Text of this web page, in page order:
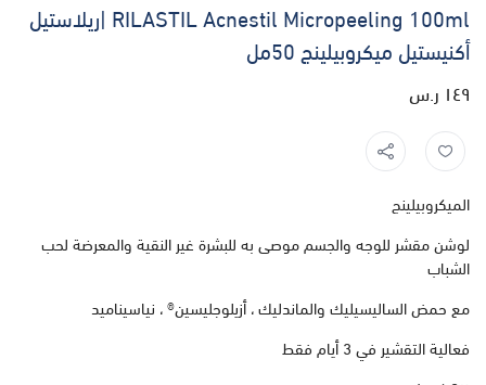
RILASTIL Acnestil Micropeeling 100ml |ريلاستيل
أكنيستيل ميكروبيلينج 50مل
١٤٩ ر.س
الميكروبيلينج
لوشن مقشر للوجه والجسم موصى به للبشرة غير النقية والمعرضة لحب
الشباب
مع حمض الساليسيليك والماندليك ، أزيلوجليسين® ، نياسيناميد
فعالية التقشير في 3 أيام فقط